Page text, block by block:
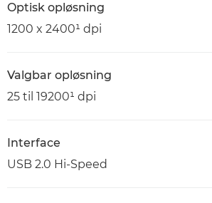
Optisk opløsning
1200 x 2400¹ dpi
Valgbar opløsning
25 til 19200¹ dpi
Interface
USB 2.0 Hi-Speed